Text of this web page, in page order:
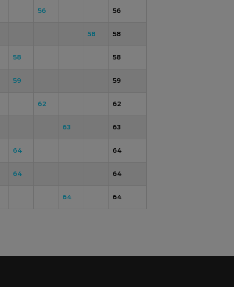
56 56
58 58
58 58
59 59
62 62
63 63
64 64
64 64
64 64